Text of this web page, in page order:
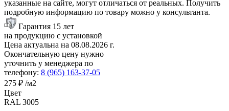
указанные на сайте, могут отличаться от реальных. Получить
подробную информацию по товару можно у консультанта.
Гарантия 15 лет
на продукцию с установкой
Цена актуальна на 08.08.2026 г.
Окончательную цену нужно
уточнить у менеджера по
телефону: 8 (965) 163-37-05
275 ₽ /м2
Цвет
RAL 3005